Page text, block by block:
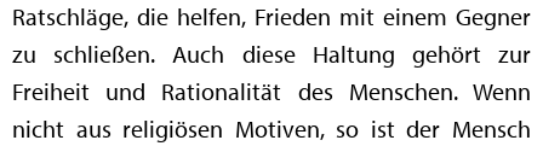
Ratschläge, die helfen, Frieden mit einem Gegner
zu schließen. Auch diese Haltung gehört zur
Freiheit und Rationalität des Menschen. Wenn
nicht aus religiösen Motiven, so ist der Mensch